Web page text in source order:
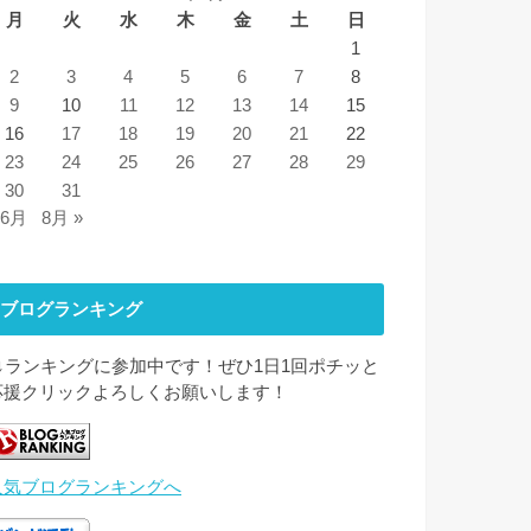
月
火 水 木 金 土
日
1
2
3 4 5 6 7
8
9
10 11 12 13 14
15
16
17 18 19 20 21
22
23
24 25 26 27 28
29
30
31
月
8月 »
ブログランキング
ランキングに参加中です！ぜひ1日1回ポチッと
援クリックよろしくお願いします！
気ブログランキングへ